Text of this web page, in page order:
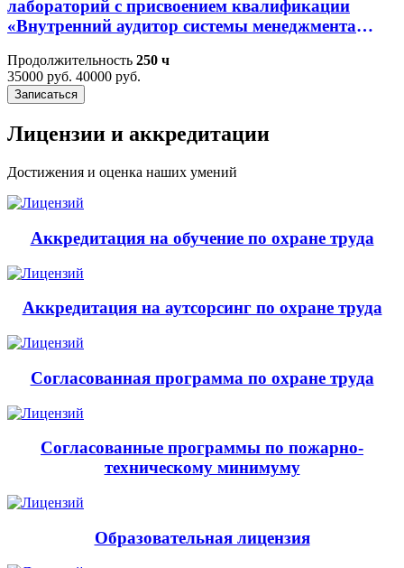
лабораторий с присвоением квалификации
«Внутренний аудитор системы менеджмента
(центров)»
Продолжительность 250 ч
35000 руб. 40000 руб.
Записаться
Лицензии и аккредитации
Достижения и оценка наших умений
Аккредитация на обучение по охране труда
Аккредитация на аутсорсинг по охране труда
Согласованная программа по охране труда
Согласованные программы по пожарно-
техническому минимуму
Образовательная лицензия